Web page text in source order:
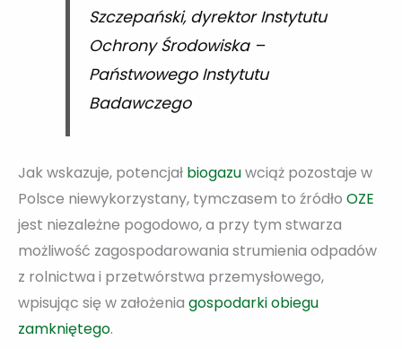
Szczepański, dyrektor Instytutu
Ochrony Środowiska –
Państwowego Instytutu
Badawczego
Jak wskazuje, potencjał biogazuwciąż pozostaje w
Polsce niewykorzystany, tymczasem to źródło OZE
jest niezależne pogodowo, a przy tym stwarza
możliwość zagospodarowania strumienia odpadów
z rolnictwa i przetwórstwa przemysłowego,
wpisując się w założenia gospodarki obiegu
zamkniętego.